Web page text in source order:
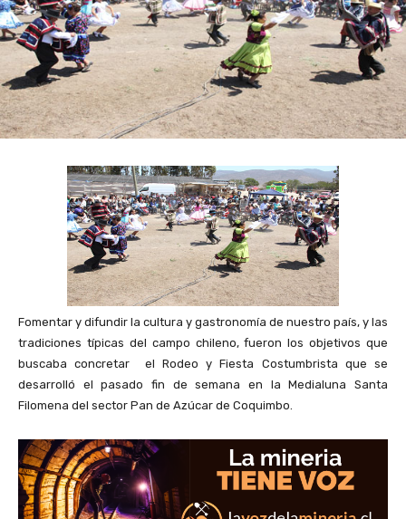
Fomentar y difundir la cultura y gastronomía de nuestro país, y las
tradiciones típicas del campo chileno, fueron los objetivos que
buscaba concretar el Rodeo y Fiesta Costumbrista que se
desarrolló el pasado fin de semana en la Medialuna Santa
Filomena del sector Pan de Azúcar de Coquimbo.